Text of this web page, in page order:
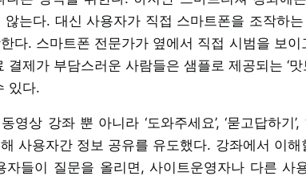
않는다. 대신 사용자가 직접 스마트폰을 조작하
다. 스마트폰 전문가가 옆에서 직접 시범을 보
결제가 부담스러운 사람들은 샘플로 제공되는 ‘
있다.
영상 강좌 뿐 아니라 ‘도와주세요’, ‘묻고답하기
사용자간 정보 공유를 유도했다. 강좌에서 이
자들이 질문을 올리면, 사이트운영자나 다른 사